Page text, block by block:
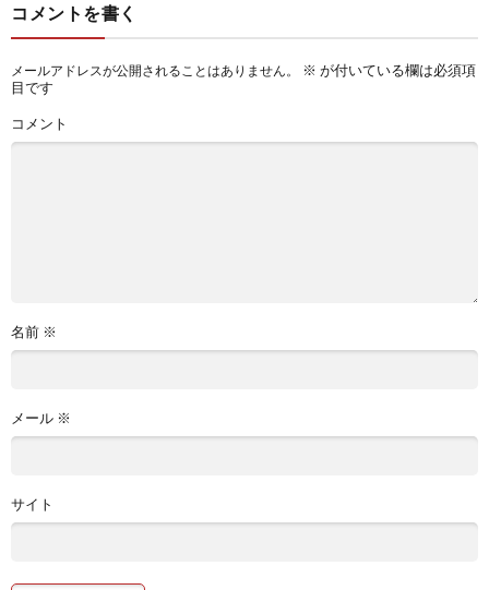
コメントを書く
メールアドレスが公開されることはありません。 ※ が付いている欄は必須項
目です
コメント
名前 ※
メール ※
サイト